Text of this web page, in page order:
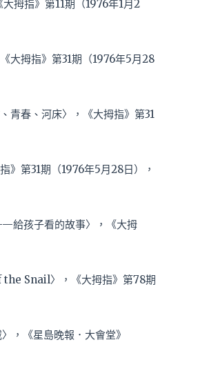
拇指》第11期（1976年1月2
大拇指》第31期（1976年5月28
青春、河床〉，《大拇指》第31
第31期（1976年5月28日），
給孩子看的故事〉，《大拇
Snail〉，《大拇指》第78期
《星島晚報．大會堂》